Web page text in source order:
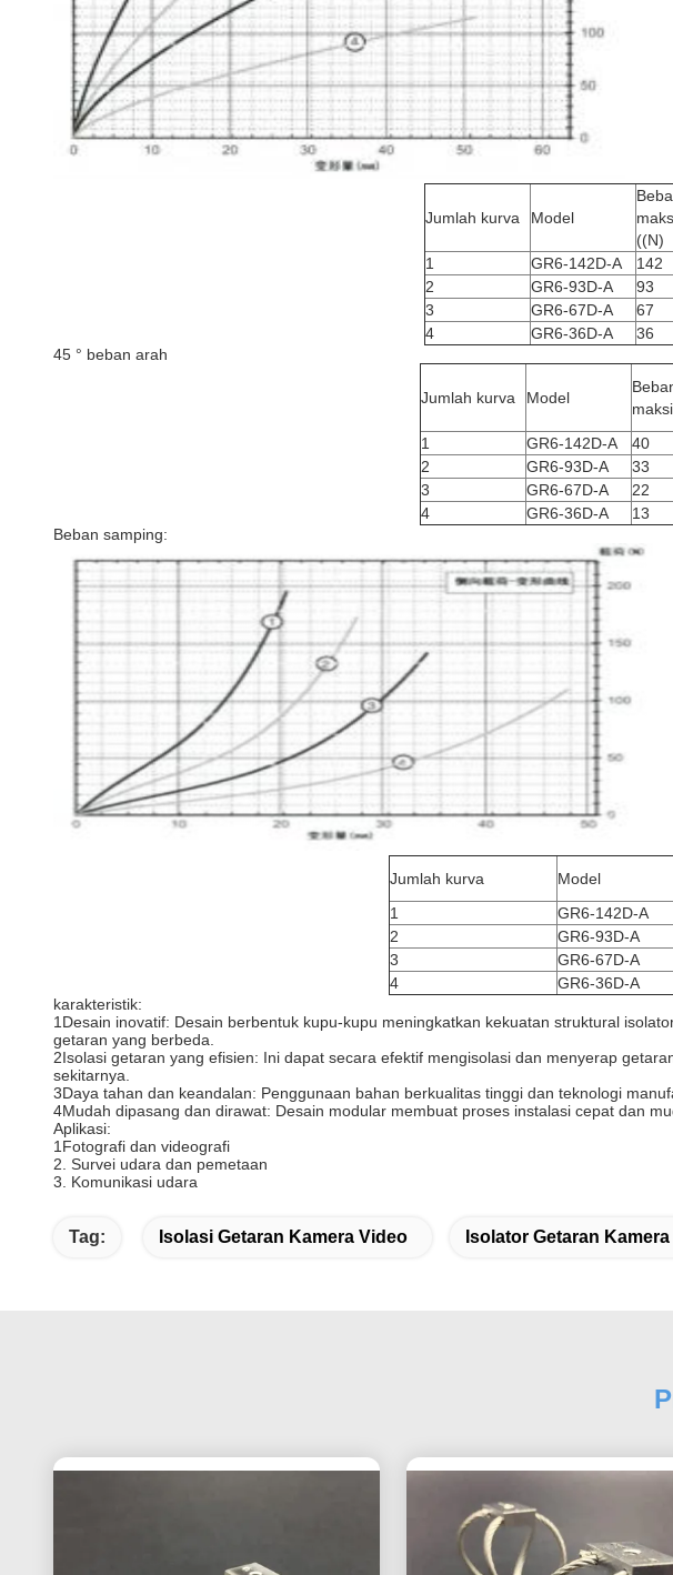
Jumlah kurva Model
((N)
1
GR6-142D-A 142
2
GR6-93D-A 93
3
GR6-67D-A 67
4
GR6-36D-A 36
45 ° beban arah
Jumlah kurva Model
1
GR6-142D-A 40
2
GR6-93D-A 33
3
GR6-67D-A 22
4
GR6-36D-A 13
Beban samping:
Jumlah kurva Model
1
GR6-142D-A
2
GR6-93D-A
3
GR6-67D-A
4
GR6-36D-A
karakteristik:
1Desain inovatif: Desain berbentuk kupu-kupu meningkatkan kekuatan struktural
getaran yang berbeda.
2Isolasi getaran yang efisien: Ini dapat secara efektif mengisolasi dan menyerap
sekitarnya.
3Daya tahan dan keandalan: Penggunaan bahan berkualitas tinggi dan teknologi
4Mudah dipasang dan dirawat: Desain modular membuat proses instalasi cepat dan
Aplikasi:
1Fotografi dan videografi
2. Survei udara dan pemetaan
3. Komunikasi udara
Tag: Isolasi Getaran Kamera Video Isolator Getaran